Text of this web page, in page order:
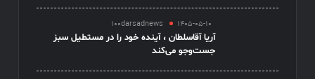
100darsadnews 1405-05-10
آریا آقاسلطان ، آینده خود را در مستطیل سبز
جست‌وجو می‌کند